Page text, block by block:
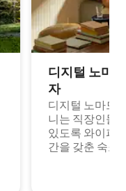
디지털 노마
자
디지털 노마드
니는 직장인들
있도록 와이파
간을 갖춘 숙소